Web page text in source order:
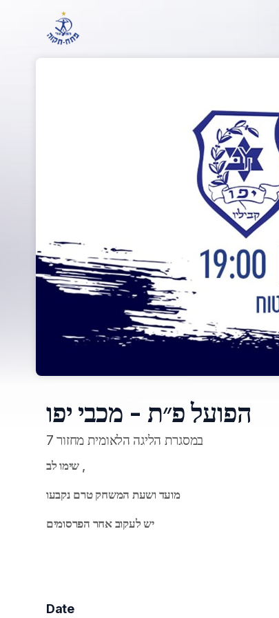
Skip header
הפועל פ״ת - מכבי יפו
במסגרת הליגה הלאומית מחזור 7
שימו לב ,
מועד ושעת המשחק טרם נקבעו
יש לעקוב אחר הפרסומים
Date